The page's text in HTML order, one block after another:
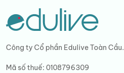
Công ty Cổ phần Edulive Toàn Cầu.
Mã số thuế: 0108796309